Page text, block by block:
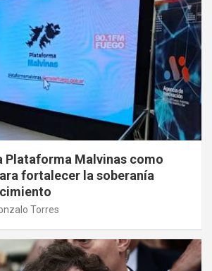
Plataforma Malvinas como
fortalecer la soberanía
Torres